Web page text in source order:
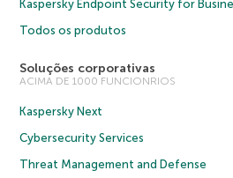
Kaspersky Endpoint Security for
Todos os produtos
Soluções corporativas
ACIMA DE 1000 FUNCIONRIOS
Kaspersky Next
Cybersecurity Services
Threat Management and Defense